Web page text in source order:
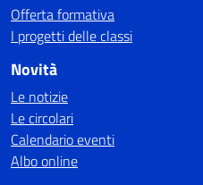
Offerta formativa
I progetti delle classi
Novità
Le notizie
Le circolari
Calendario eventi
Albo online